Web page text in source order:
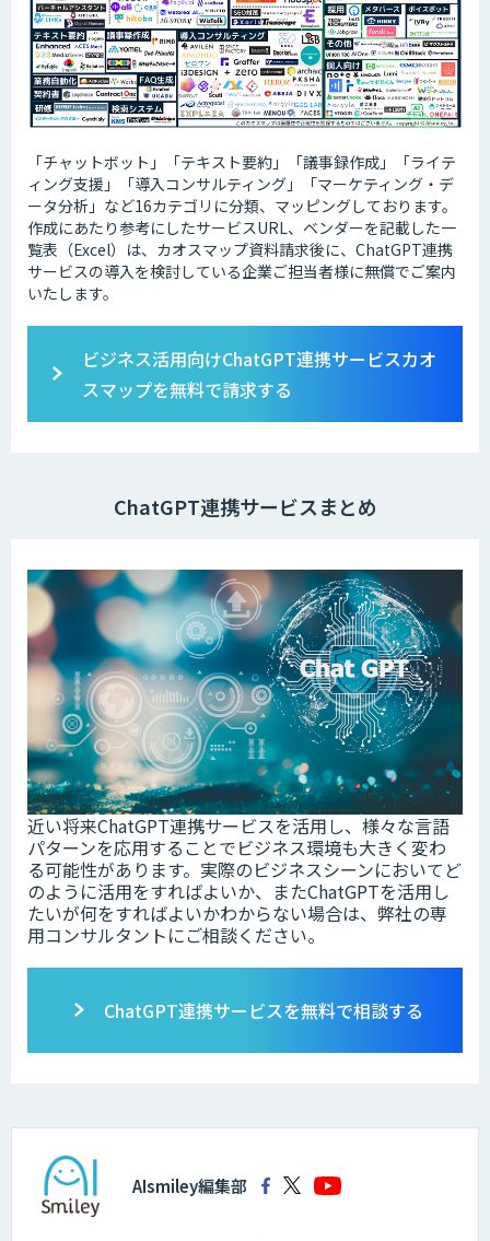
「チャットボット」「テキスト要約」「議事録作成」「ライテ
ィング支援」「導入コンサルティング」「マーケティング・デ
ータ分析」など16カテゴリに分類、マッピングしております。
作成にあたり参考にしたサービスURL、ベンダーを記載した一
覧表（Excel）は、カオスマップ資料請求後に、ChatGPT連携
サービスの導入を検討している企業ご担当者様に無償でご案内
いたします。
ビジネス活用向けChatGPT連携サービスカオ
スマップを無料で請求する
ChatGPT連携サービスまとめ
近い将来ChatGPT連携サービスを活用し、様々な言語
パターンを応用することでビジネス環境も大きく変わ
る可能性があります。実際のビジネスシーンにおいてど
のように活用をすればよいか、またChatGPTを活用し
たいが何をすればよいかわからない場合は、弊社の専
用コンサルタントにご相談ください。
ChatGPT連携サービスを無料で相談する
AIsmiley編集部